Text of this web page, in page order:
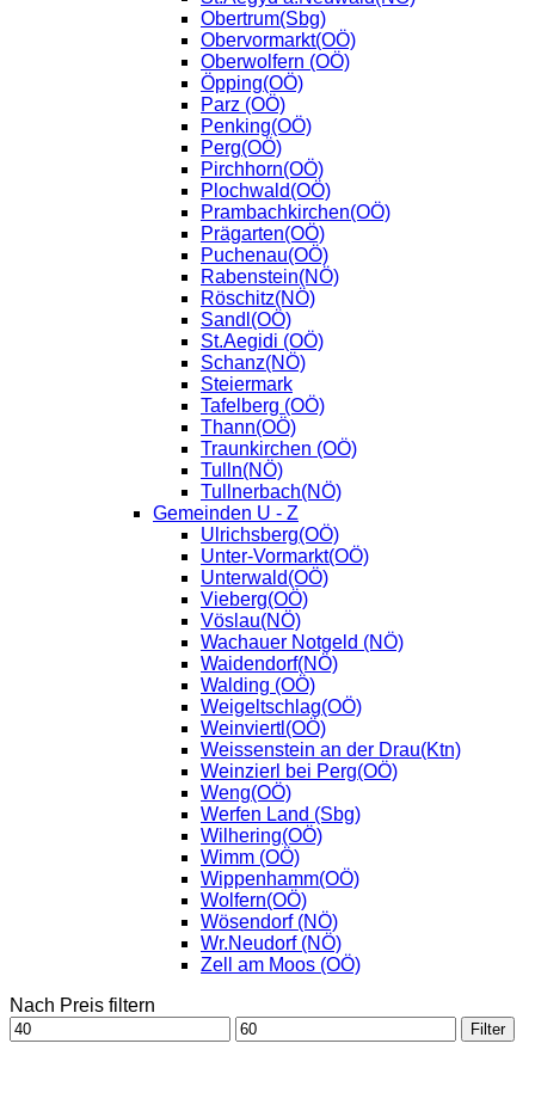
Obertrum(Sbg)
Obervormarkt(OÖ)
Oberwolfern (OÖ)
Öpping(OÖ)
Parz (OÖ)
Penking(OÖ)
Perg(OÖ)
Pirchhorn(OÖ)
Plochwald(OÖ)
Prambachkirchen(OÖ)
Prägarten(OÖ)
Puchenau(OÖ)
Rabenstein(NÖ)
Röschitz(NÖ)
Sandl(OÖ)
St.Aegidi (OÖ)
Schanz(NÖ)
Steiermark
Tafelberg (OÖ)
Thann(OÖ)
Traunkirchen (OÖ)
Tulln(NÖ)
Tullnerbach(NÖ)
Gemeinden U - Z
Ulrichsberg(OÖ)
Unter-Vormarkt(OÖ)
Unterwald(OÖ)
Vieberg(OÖ)
Vöslau(NÖ)
Wachauer Notgeld (NÖ)
Waidendorf(NÖ)
Walding (OÖ)
Weigeltschlag(OÖ)
Weinviertl(OÖ)
Weissenstein an der Drau(Ktn)
Weinzierl bei Perg(OÖ)
Weng(OÖ)
Werfen Land (Sbg)
Wilhering(OÖ)
Wimm (OÖ)
Wippenhamm(OÖ)
Wolfern(OÖ)
Wösendorf (NÖ)
Wr.Neudorf (NÖ)
Zell am Moos (OÖ)
Nach Preis filtern
Min.
Preis
Max.
Preis
Filter